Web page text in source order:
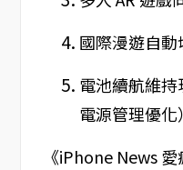
國際漫遊自動
電池續航維
電源管理優化）
《iPhone News